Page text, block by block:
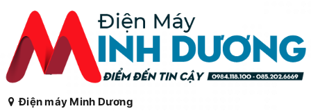
Điện máy Minh Dương